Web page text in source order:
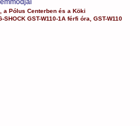
, a Pólus Centerbenés a Köki
SHOCK GST-W110-1A férfi óra
GST-W110